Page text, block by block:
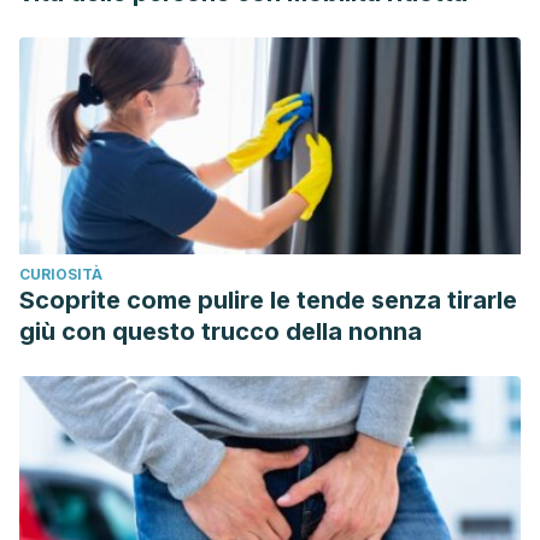
CURIOSITÀ
Scoprite come pulire le tende senza tirarle
giù con questo trucco della nonna